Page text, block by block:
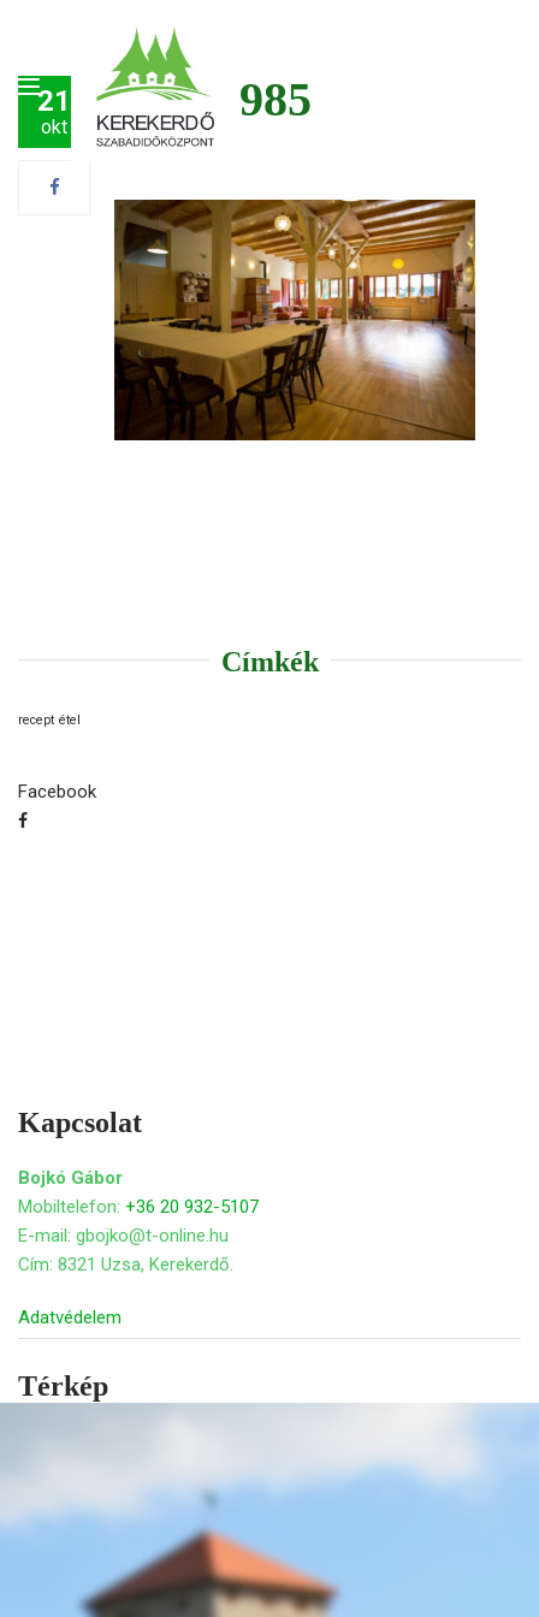
21
okt
img_6985
Post by Tamás
Címkék
recept étel
Facebook
Kapcsolat
Bojkó Gábor
Mobiltelefon: +36 20 932-5107
E-mail: gbojko@t-online.hu
Cím: 8321 Uzsa, Kerekerdő.
Adatvédelem
Térkép